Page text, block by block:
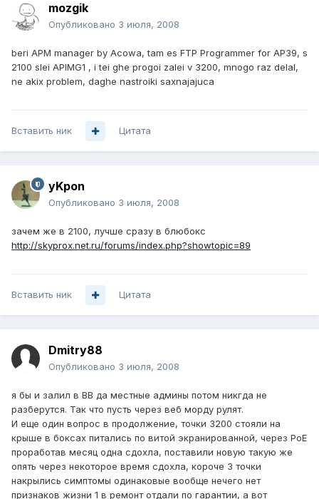
mozgik
Опубликовано 3 июля, 2008
beri APM manager by Acowa, tam es FTP Programmer for AP39, s
2100 slei APIMG1 , i tei ghe progoi zalei v 3200, mnogo raz delal,
ne akix problem, daghe nastroiki saxnajajuca
Вставить ник Цитата
yKpon
Опубликовано 3 июля, 2008
зачем же в 2100, лучше сразу в блюбокс
http://skyprox.net.ru/forums/index.php?showtopic=89
Вставить ник Цитата
Dmitry88
Опубликовано 3 июля, 2008
я бы и залил в BB да местные админы потом никгда не
разберутся. Так что пусть через веб морду рулят.
И еще один вопрос в продолжение, точки 3200 стояли на
крыше в боксах питались по витой экранированной, через PoE
проработав месяц одна сдохла, поставили новую такую же
опять через некоторое время сдохла, короче 3 точки
накрылись симптомы одинаковые вообще нечего нет
признаков жизни 1 в ремонт отдали по гарантии, а вот